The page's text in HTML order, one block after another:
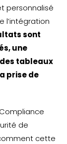
personnalisé
l’intégration
sont
une
tableaux
prise de
de
cette